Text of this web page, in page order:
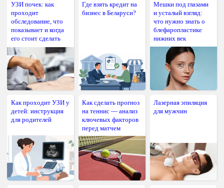
УЗИ почек: как
проходит
обследование, что
показывает и когда
его стоит сделать
Где взять кредит на
бизнес в Беларуси?
Мешки под глазами
и усталый взгляд:
что нужно знать о
блефаропластике
нижних век
Как проходит УЗИ у
детей: инструкция
для родителей
Как сделать прогноз
на теннис — анализ
ключевых факторов
перед матчем
Лазерная эпиляция
для мужчин